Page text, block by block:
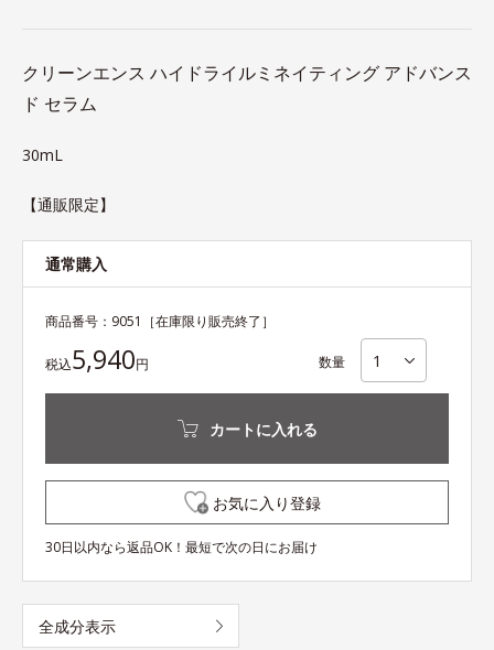
クリーンエンス ハイドライルミネイティング アドバンス
ド セラム
30mL
【通販限定】
通常購入
商品番号： 9051 ［在庫限り販売終了］
税込5,940円 数量
カートに入れる
お気に入り登録
30日以内なら返品OK！最短で次の日にお届け
全成分表示